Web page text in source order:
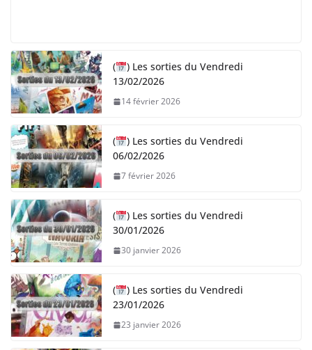
(
) Les sorties du Vendredi
13/02/2026
14 février 2026
(
) Les sorties du Vendredi
06/02/2026
7 février 2026
(
) Les sorties du Vendredi
30/01/2026
30 janvier 2026
(
) Les sorties du Vendredi
23/01/2026
23 janvier 2026